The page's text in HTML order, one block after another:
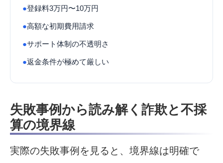
●登録料3万円〜10万円
●高額な初期費用請求
●サポート体制の不透明さ
●返金条件が極めて厳しい
失敗事例から読み解く詐欺と不採
算の境界線
実際の失敗事例を見ると、境界線は明確で